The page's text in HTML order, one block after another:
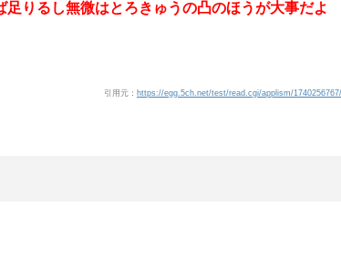
りるし無微はとろきゅうの凸のほうが大事だよ
引用元： https://egg.5ch.net/test/read.cgi/applism/1740256767/